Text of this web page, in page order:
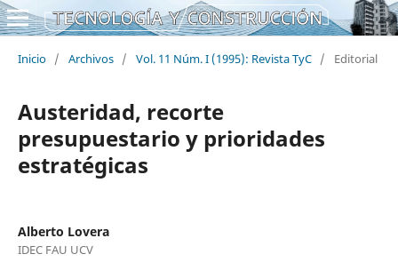
Inicio / Archivos / Vol. 11 Núm. I (1995): Revista TyC / Editorial
Austeridad, recorte
presupuestario y prioridades
estratégicas
Alberto Lovera
IDEC FAU UCV